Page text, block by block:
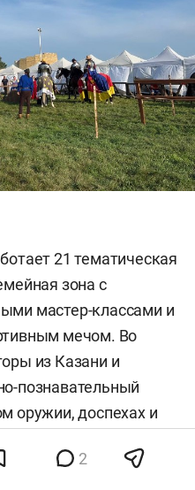
21 тематическая
зона с
мастер-классами и
мечом. Во
из Казани и
познавательный
оружии, доспехах и
благодаря
2